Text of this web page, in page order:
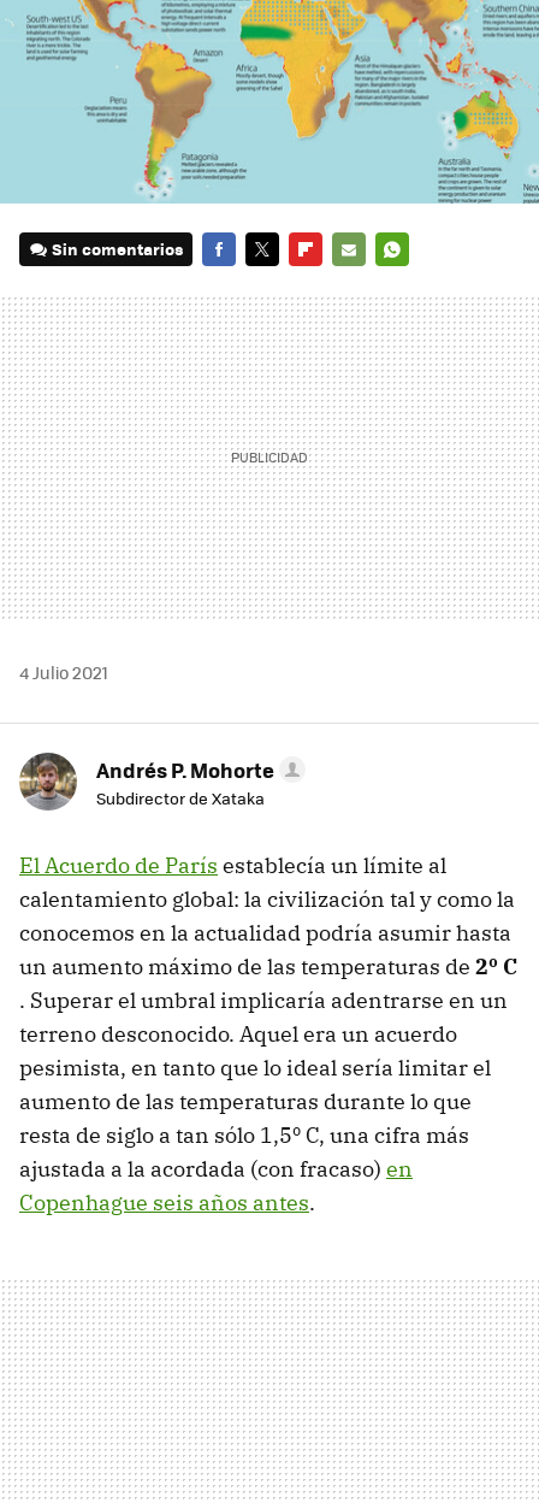
Sin comentarios
MAIL
4 Julio 2021
Andrés P. Mohorte
Subdirector de Xataka
El Acuerdo de París establecía un límite al
calentamiento global: la civilización tal y como la
conocemos en la actualidad podría asumir hasta
un aumento máximo de las temperaturas de 2º C
. Superar el umbral implicaría adentrarse en un
terreno desconocido. Aquel era un acuerdo
pesimista, en tanto que lo ideal sería limitar el
aumento de las temperaturas durante lo que
resta de siglo a tan sólo 1,5º C, una cifra más
ajustada a la acordada (con fracaso) en
Copenhague seis años antes.